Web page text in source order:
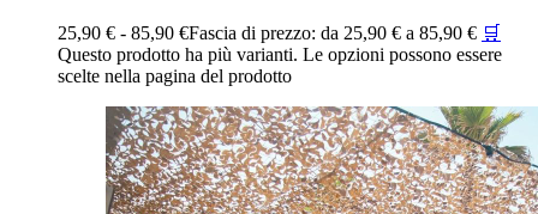
25,90 € - 85,90 €Fascia di prezzo: da 25,90 € a 85,90 € 🛒
Questo prodotto ha più varianti. Le opzioni possono essere
scelte nella pagina del prodotto